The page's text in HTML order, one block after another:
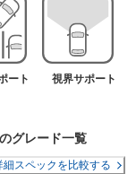
ート 視界サポート
グレード一覧
スペックを比較する